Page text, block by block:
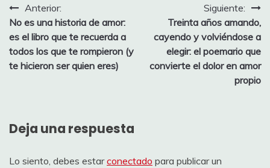
Navegación
de
entradas
Anterior:
No es una historia de amor:
es el libro que te recuerda a
todos los que te rompieron (y
te hicieron ser quien eres)
Siguiente:
Treinta años amando,
cayendo y volviéndose a
elegir: el poemario que
convierte el dolor en amor
propio
Deja una respuesta
Lo siento, debes estarconectado para publicar un